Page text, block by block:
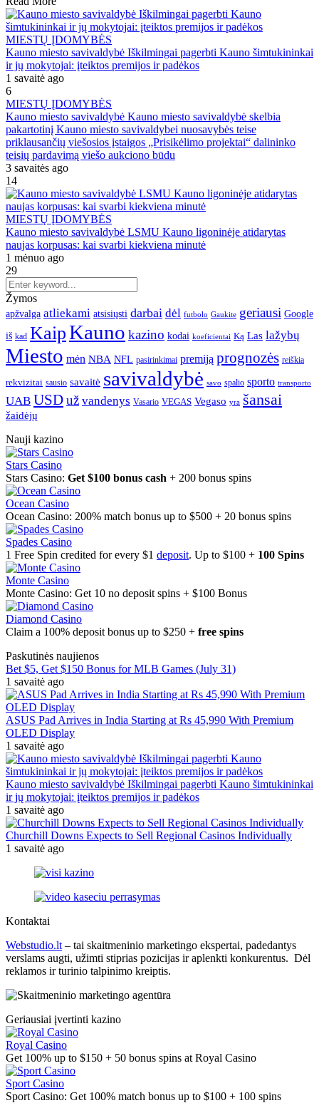
MIESTŲ ĮDOMYBĖS
Kauno miesto savivaldybė Iškilmingai pagerbti Kauno šimtukininkai
ir jų mokytojai: įteiktos premijos ir padėkos
1 savaitė ago
6
MIESTŲ ĮDOMYBĖS
Kauno miesto savivaldybė Kauno miesto savivaldybė skelbia
pakartotinį Kauno miesto savivaldybei nuosavybės teise
priklausančių viešosios įstaigos „Prisikėlimo projektai“ dalininko
teisių pardavimą viešo aukciono būdu
3 savaitės ago
14
MIESTŲ ĮDOMYBĖS
Kauno miesto savivaldybė LSMU Kauno ligoninėje atidarytas
naujas korpusas: kai svarbi kiekviena minutė
1 mėnuo ago
29
Žymos
apžvalga atliekami atsisiųsti darbai dėl futbolo Gaukite geriausi Google
iš kad KaipKauno kazino kodai koeficientai Ką Las lažybų
Miesto mėn NBA NFL pasirinkimai premiją prognozės reiškia
rekvizitai sausio savaitė savivaldybė savo spalio sporto transporto
UAB USDuž vandenys Vasario VEGAS Vegaso yra šansai
žaidėjų
Nauji kazino
Stars Casino
Stars Casino: Get $100 bonus cash + 200 bonus spins
Ocean Casino
Ocean Casino: 200% match bonus up to $500 + 20 bonus spins
Spades Casino
1 Free Spin credited for every $1 deposit. Up to $100 + 100 Spins
Monte Casino
Monte Casino: Get 10 no deposit spins + $100 Bonus
Diamond Casino
Claim a 100% deposit bonus up to $250 + free spins
Paskutinės naujienos
Bet $5, Get $150 Bonus for MLB Games (July 31)
1 savaitė ago
ASUS Pad Arrives in India Starting at Rs 45,990 With Premium
OLED Display
1 savaitė ago
Kauno miesto savivaldybė Iškilmingai pagerbti Kauno šimtukininkai
ir jų mokytojai: įteiktos premijos ir padėkos
1 savaitė ago
Churchill Downs Expects to Sell Regional Casinos Individually
1 savaitė ago
Kontaktai
Webstudio.lt – tai skaitmeninio marketingo ekspertai, padedantys
verslams augti, užimti stiprias pozicijas ir aplenkti konkurentus. Dėl
reklamos ir turinio talpinimo kreiptis.
Geriausiai įvertinti kazino
Royal Casino
Get 100% up to $150 + 50 bonus spins at Royal Casino
Sport Casino
Sport Casino: Get 100% match bonus up to $100 + 100 spins